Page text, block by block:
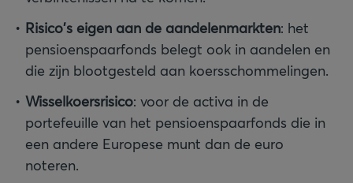
Risico's eigen aan de aandelenmarkten: het
pensioenspaarfonds belegt ook in aandelen en
die zijn blootgesteld aan koersschommelingen.
Wisselkoersrisico: voor de activa in de
portefeuille van het pensioenspaarfonds die in
een andere Europese munt dan de euro
noteren.